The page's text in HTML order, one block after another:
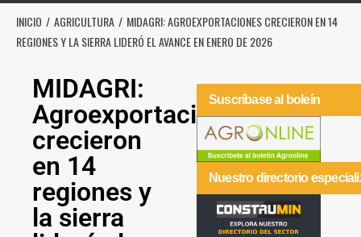
INICIO AGRICULTURA
MIDAGRI: AGROEXPORTACIONES CRECIERON EN 14
REGIONES Y LA SIERRA LIDERÓ EL AVANCE EN ENERO DE 2026
MIDAGRI:
Agroexportaciones
crecieron
en 14
regiones y
la sierra
Suscríbase al boleín
Nuestro directorio